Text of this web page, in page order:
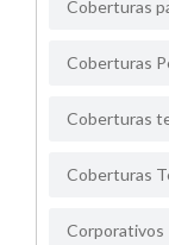
Coberturas
Coberturas
Coberturas
Coberturas
Corporativos